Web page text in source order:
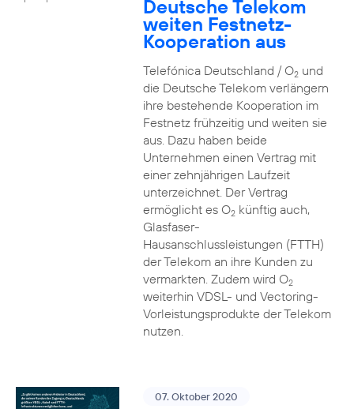
Deutsche Telekom
weiten Festnetz-
Kooperation aus
Telefónica Deutschland / O2und
die Deutsche Telekom verlängern
ihre bestehende Kooperation im
Festnetz frühzeitig und weiten sie
aus. Dazu haben beide
Unternehmen einen Vertrag mit
einer zehnjährigen Laufzeit
unterzeichnet. Der Vertrag
ermöglicht es O2künftig auch,
Glasfaser-
Hausanschlussleistungen (FTTH)
der Telekom an ihre Kunden zu
vermarkten. Zudem wird O2
weiterhin VDSL- und Vectoring-
Vorleistungsprodukte der Telekom
nutzen.
07. Oktober 2020